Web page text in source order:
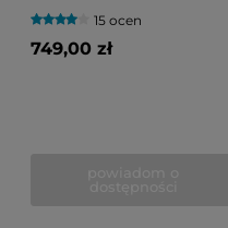
15 ocen
749,00 zł